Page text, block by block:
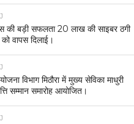
की बड़ी सफलता 20 लाख की साइबर ठगी
वापस दिलाई।
विभाग मिठौरा में मुख्य सेविका माधुरी
सम्मान समारोह आयोजित।